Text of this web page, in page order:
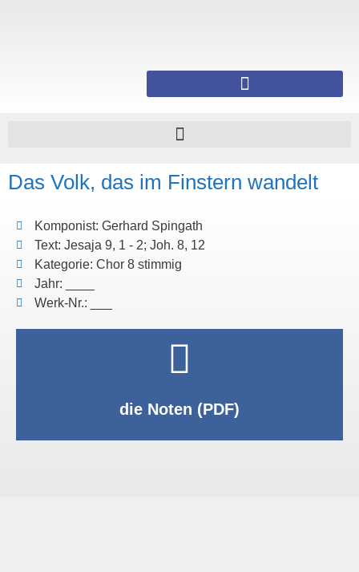
Das Volk, das im Finstern wandelt
Komponist: Gerhard Spingath
Text: Jesaja 9, 1 - 2; Joh. 8, 12
Kategorie: Chor 8 stimmig
Jahr: ____
Werk-Nr.: ___
die Noten (PDF)